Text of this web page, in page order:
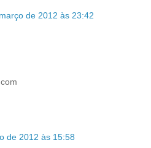
de 2012 às 23:42
de 2012 às 15:58